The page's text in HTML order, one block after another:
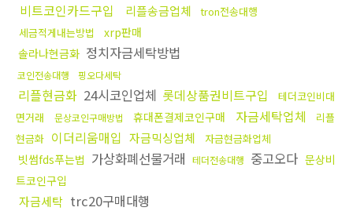
비트코인카드구입
리플송금업체
tron전송대행
세금적게내는방법
xrp판매
솔라나현금화 정치자금세탁방법
코인전송대행 핑오다세탁
리플현금화 24시코인업체 롯데상품권비트구입
테더코인비대
면거래
문상코인구매방법 휴대폰결제코인구매 자금세탁업체
리플
현금화 이더리움매입 자금믹싱업체 자금현금화업체
빗썸fds푸는법 가상화폐선물거래 테더전송대행 중고오다 문상비
트코인구입
자금세탁 trc20구매대행